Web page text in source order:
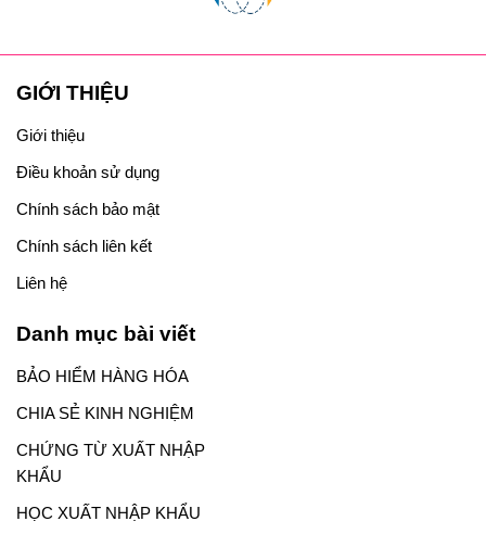
GIỚI THIỆU
Giới thiệu
Điều khoản sử dụng
Chính sách bảo mật
Chính sách liên kết
Liên hệ
Danh mục bài viết
BẢO HIỂM HÀNG HÓA
CHIA SẺ KINH NGHIỆM
CHỨNG TỪ XUẤT NHẬP
KHẨU
HỌC XUẤT NHẬP KHẨU